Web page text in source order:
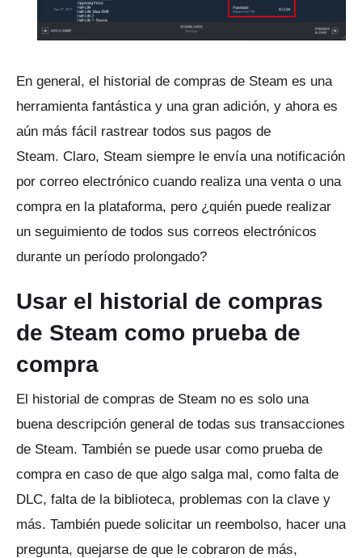
En general, el historial de compras de Steam es una
herramienta fantástica y una gran adición, y ahora es
aún más fácil rastrear todos sus pagos de
Steam. Claro, Steam siempre le envía una notificación
por correo electrónico cuando realiza una venta o una
compra en la plataforma, pero ¿quién puede realizar
un seguimiento de todos sus correos electrónicos
durante un período prolongado?
Usar el historial de compras
de Steam como prueba de
compra
El historial de compras de Steam no es solo una
buena descripción general de todas sus transacciones
de Steam. También se puede usar como prueba de
compra en caso de que algo salga mal, como falta de
DLC, falta de la biblioteca, problemas con la clave y
más. También puede solicitar un reembolso, hacer una
pregunta, quejarse de que le cobraron de más,